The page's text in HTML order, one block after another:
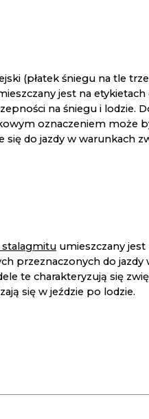
(płatek śniegu na tle
jest na
na śniegu i lodzie.
oznaczeniem może
się do jazdy w warunkach
stalagmitu umieszczany jest
przeznaczonych do jazdy
te charakteryzują się
się w jeździe po lodzie.